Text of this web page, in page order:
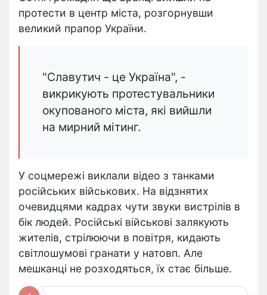
протести в центр міста, розгорнувши
великий прапор України.
"Славутич - це Україна", -
викрикують протестувальники
окупованого міста, які вийшли
на мирний мітинг.
У соцмережі виклали відео з танками
російських військових. На відзнятих
очевидцями кадрах чути звуки вистрілів в
бік людей. Російські військові залякують
жителів, стрілюючи в повітря, кидають
світлошумові гранати у натовп. Але
мешканці не розходяться, їх стає більше.